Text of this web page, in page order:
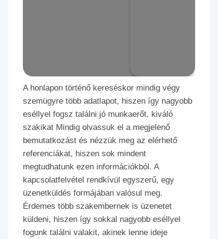
A honlapon történő kereséskor mindig végy
szemügyre több adatlapot, hiszen így nagyobb
eséllyel fogsz találni jó munkaerőt, kiváló
szakikat Mindig olvassuk el a megjelenő
bemutatkozást és nézzük meg az elérhető
referenciákat, hiszen sok mindent
megtudhatunk ezen információkból. A
kapcsolatfelvétel rendkívül egyszerű, egy
üzenetküldés formájában valósul meg.
Érdemes több szakembernek is üzenetet
küldeni, hiszen így sokkal nagyobb eséllyel
fogunk találni valakit, akinek lenne ideje